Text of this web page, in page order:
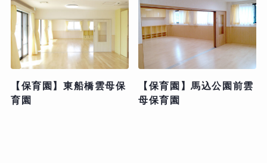
【保育園】東船橋雲母保
育園
【保育園】馬込公園前雲
母保育園